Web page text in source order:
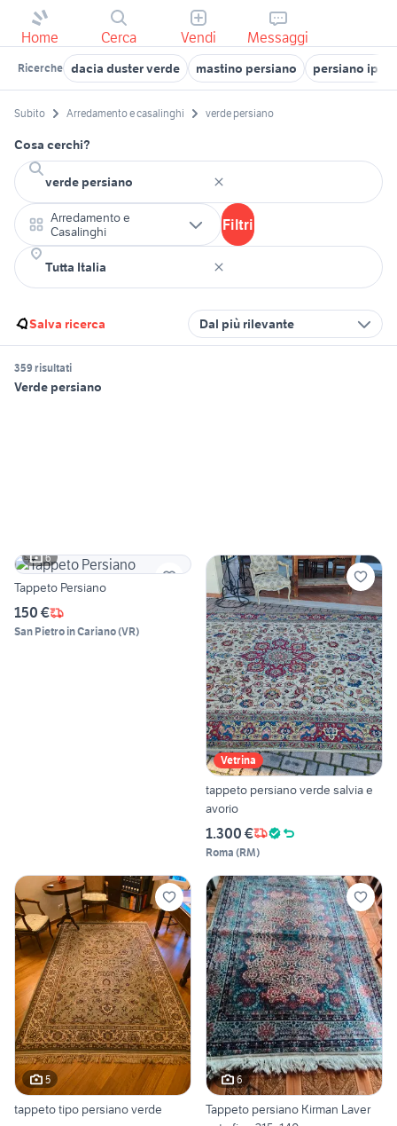
Home Cerca Vendi Messaggi
Ricerche dacia duster verde mastino persiano persiano
Subito Arredamento e casalinghi verde persiano
Cosa cerchi?
Arredamento e
Casalinghi
Filtri
Salva ricerca Dal più rilevante
359 risultati
Verde persiano
6
Tappeto Persiano
150 €
San Pietro in Cariano(VR)
Vetrina
tappeto persiano verde salvia e
avorio
1.300 €
Roma (RM)
5
tappeto tipo persiano verde
6
Tappeto persiano Kirman Laver